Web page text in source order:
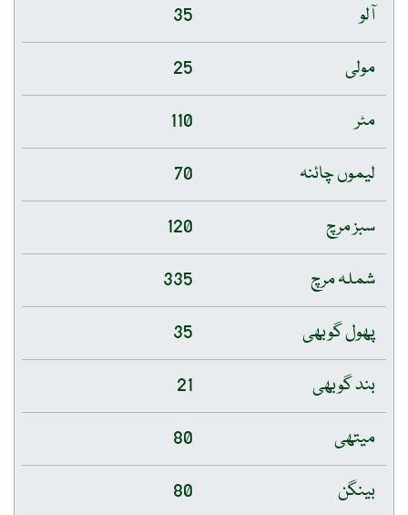
آلو
35
مولی
25
مٹر
110
لیموں چائنہ
70
سبز مرچ
120
شملہ مرچ
335
پھول گوبھی
35
بند گوبھی
21
میتھی
80
بینگن
80